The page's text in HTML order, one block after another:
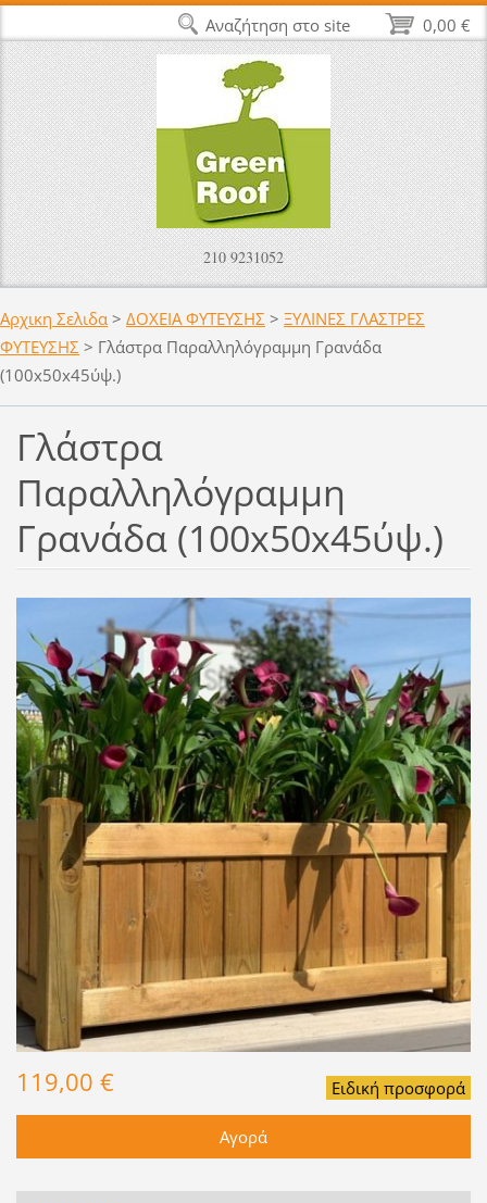
210 9231052
Αρχικη Σελιδα > ΔΟΧΕΙΑ ΦΥΤΕΥΣΗΣ > ΞΥΛΙΝΕΣ ΓΛΑΣΤΡΕΣ
ΦΥΤΕΥΣΗΣ > Γλάστρα Παραλληλόγραμμη Γρανάδα
(100x50x45ύψ.)
Γλάστρα
Παραλληλόγραμμη
Γρανάδα (100x50x45ύψ.)
Ειδική προσφορά
119,00 €
0,00 €
Αναζήτηση στο site